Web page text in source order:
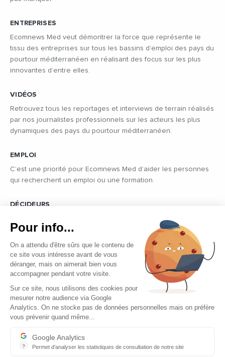
ENTREPRISES
Ecomnews Med veut démontrer la force que représente le
tissu des entreprises sur tous les bassins d’emploi des pays du
pourtour méditerranéen en réalisant des focus sur les plus
innovantes d’entre elles.
VIDÉOS
Retrouvez tous les reportages et interviews de terrain réalisés
par nos journalistes professionnels sur les acteurs les plus
dynamiques des pays du pourtour méditerranéen.
EMPLOI
C’est une priorité pour Ecomnews Med d’aider les personnes
qui recherchent un emploi ou une formation.
DÉCIDEURS
politique des pays du pourtour de la Méditerranée.
Copyright © 2026 - Tous droits réservés
Qui sommes-nous ?
Contact
Mentions légales
Pour info...
On a attendu d'être sûrs que le contenu de
ce site vous intéresse avant de vous
déranger, mais on aimerait bien vous
accompagner pendant votre visite.
Sur ce site, nous utilisons des cookies pour
mesurer notre audience via Google
Analytics. On ne stocke pas de données personnelles mais on préfère
vous prévenir quand même...
?
Google Analytics
Permet d'analyser les statistiques de consultation de notre site